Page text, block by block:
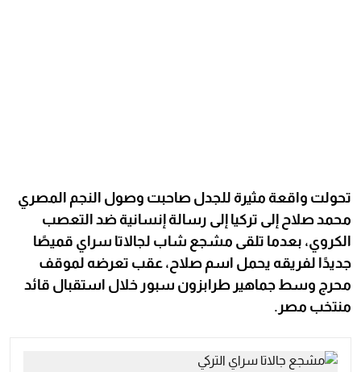
تحولت واقعة مثيرة للجدل صاحبت وصول النجم المصري
محمد صلاح إلى تركيا إلى رسالة إنسانية ضد التعصب
الكروي، بعدما تلقى مشجع شاب لجالاتا سراي قميصًا
جديدًا لفريقه يحمل اسم صلاح، عقب تعرضه لموقف
محرج وسط جماهير طرابزون سبور خلال استقبال قائد
منتخب مصر.